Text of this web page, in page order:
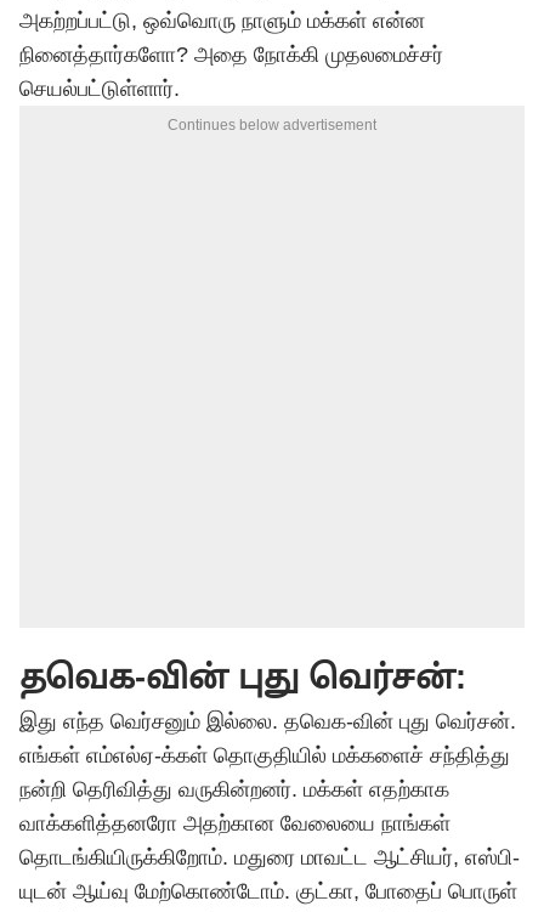
அகற்றப்பட்டு, ஒவ்வொரு நாளும் மக்கள் என்ன
நினைத்தார்களோ? அதை நோக்கி முதலமைச்சர்
செயல்பட்டுள்ளார்.
Continues below advertisement
தவெக-வின் புது வெர்சன்:
இது எந்த வெர்சனும் இல்லை. தவெக-வின் புது வெர்சன்.
எங்கள் எம்எல்ஏ-க்கள் தொகுதியில் மக்களைச் சந்தித்து
நன்றி தெரிவித்து வருகின்றனர். மக்கள் எதற்காக
வாக்களித்தனரோ அதற்கான வேலையை நாங்கள்
தொடங்கியிருக்கிறோம். மதுரை மாவட்ட ஆட்சியர், எஸ்பி-
யுடன் ஆய்வு மேற்கொண்டோம். குட்கா, போதைப் பொருள்